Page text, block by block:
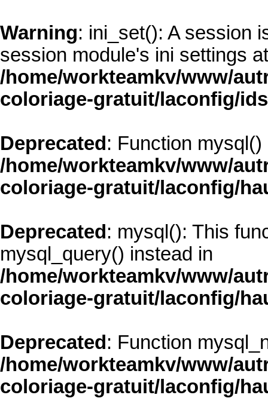
Warning: ini_set(): A session
session module's ini settings
/home/workteamkv/www/
coloriage-gratuit/laconfig/
Deprecated : Function
/home/workteamkv/www/
coloriage-gratuit/laconfig/
Deprecated : mysql(): This
mysql_query() instead in
/home/workteamkv/www/
coloriage-gratuit/laconfig/
Deprecated : Function
/home/workteamkv/www/
coloriage-gratuit/laconfig/